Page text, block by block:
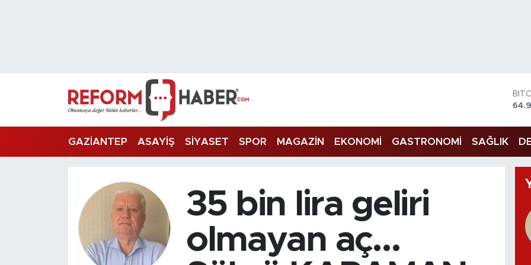
GAZİANTEP ASAYİŞ SİYASET SPOR MAGAZİN EKONOMİ GASTRONOMİ SAĞLIK
35 bin lira geliri
olmayan aç…
Trafik Durumu
Süper Lig Puan Durumu ve Fikstür
Son Dakika Haberleri
Haber Arşivi